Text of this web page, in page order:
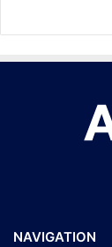
NAVIGATION